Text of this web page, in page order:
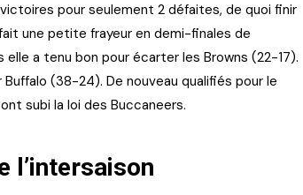
pour seulement 2 défaites, de quoi finir
une petite frayeur en demi-finales de
a tenu bon pour écarter les Browns (22-17).
(38-24). De nouveau qualifiés pour le
subi la loi des Buccaneers.
l’intersaison